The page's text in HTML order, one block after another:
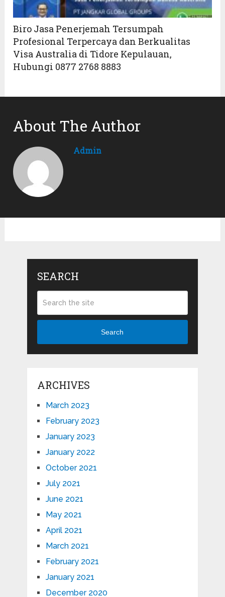
Biro Jasa Penerjemah Tersumpah
Profesional Terpercaya dan Berkualitas
Visa Australia di Tidore Kepulauan,
Hubungi 0877 2768 8883
About The Author
Admin
SEARCH
Search
ARCHIVES
March 2023
February 2023
January 2023
January 2022
October 2021
July 2021
June 2021
May 2021
April 2021
March 2021
February 2021
January 2021
December 2020